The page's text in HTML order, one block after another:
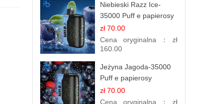
Niebieski Razz Ice-
35000 Puff e papierosy
jednorazowe
zł 70.00
Cena oryginalna： zł
160.00
Jeżyna Jagoda-35000
Puff e papierosy
jednorazowe
zł 70.00
Cena oryginalna： zł